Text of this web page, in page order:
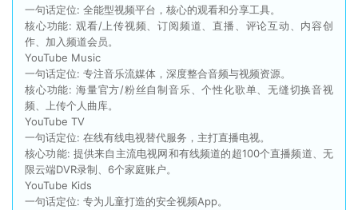
一句话定位: 全能型视频平台，核心的观看和分享工具。
核心功能: 观看/上传视频、订阅频道、直播、评论互动、内容创
作、加入频道会员。
YouTube Music
一句话定位: 专注音乐流媒体，深度整合音频与视频资源。
核心功能: 海量官方/粉丝自制音乐、个性化歌单、无缝切换音视
频、上传个人曲库。
YouTube TV
一句话定位: 在线有线电视替代服务，主打直播电视。
核心功能: 提供来自主流电视网和有线频道的超100个直播频道、无
限云端DVR录制、6个家庭账户。
YouTube Kids
一句话定位: 专为儿童打造的安全视频App。